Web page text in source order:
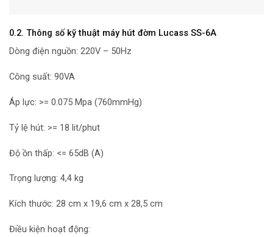
0.2. Thông số kỹ thuật máy hút đờm Lucass SS-6A
Dòng điện nguồn: 220V – 50Hz
Công suất: 90VA
Áp lực: >= 0.075 Mpa (760mmHg)
Tỷ lệ hút: >= 18 lit/phut
Độ ồn thấp: <= 65dB (A)
Trọng lượng: 4,4 kg
Kích thước: 28 cm x 19,6 cm x 28,5 cm
Điều kiện hoạt động: